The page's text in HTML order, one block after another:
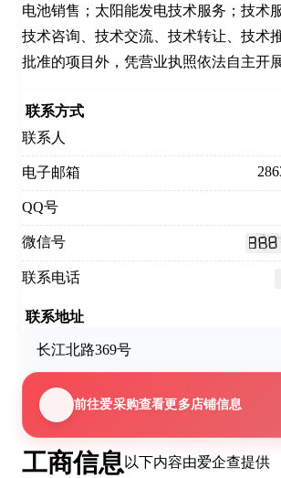
工商信息 以下内容由爱企查提供
电池销售；太阳能发电技术服务；技术
技术咨询、技术交流、技术转让、技术
批准的项目外，凭营业执照依法自主开
联系方式
联系人
电子邮箱
QQ号
微信号
联系电话
联系地址
长江北路369号
前往爱采购查看更多店铺信息